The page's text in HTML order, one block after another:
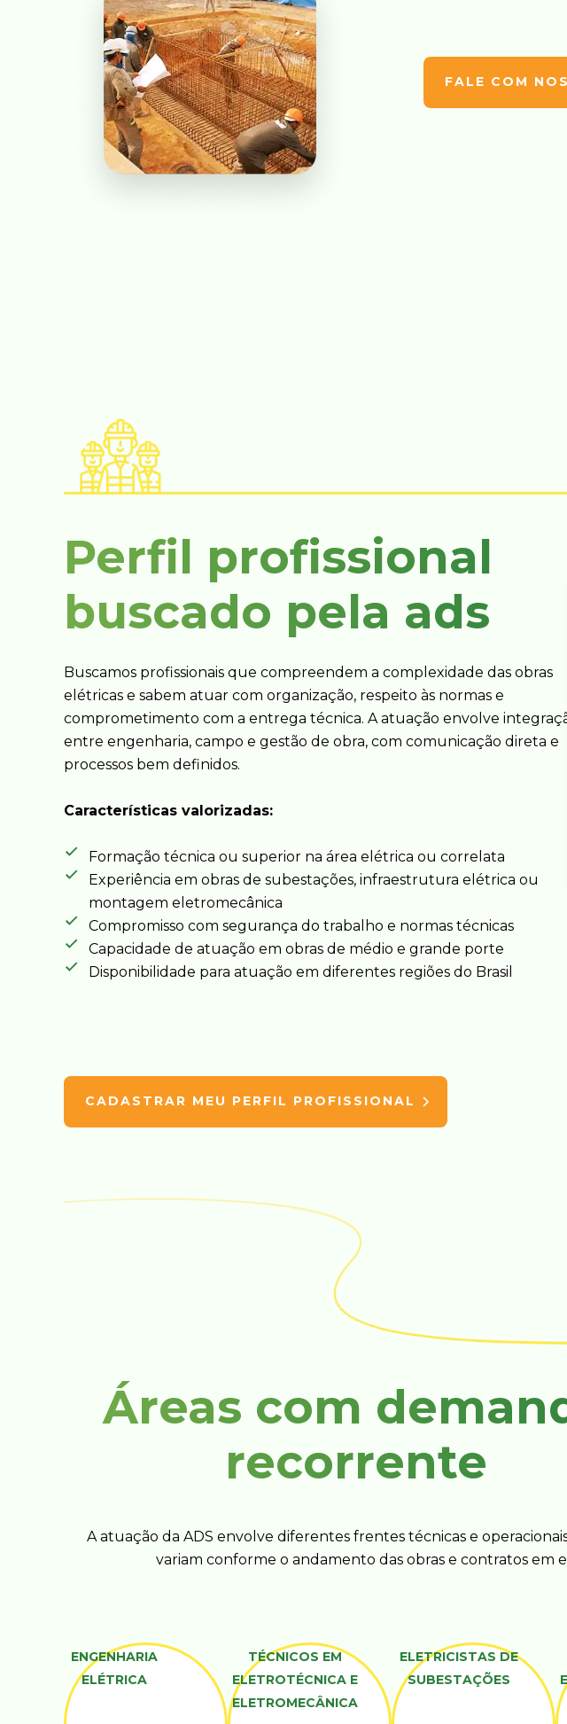
FALE COM
Perfil profissional
buscado pela ads
Buscamos profissionais que compreendem a complexidade das obras
elétricas e sabem atuar com organização, respeito às normas e
comprometimento com a entrega técnica. A atuação envolve
entre engenharia, campo e gestão de obra, com comunicação direta e
processos bem definidos.
Características valorizadas:
Formação técnica ou superior na área elétrica ou correlata
Experiência em obras de subestações, infraestrutura elétrica ou
montagem eletromecânica
Compromisso com segurança do trabalho e normas técnicas
Capacidade de atuação em obras de médio e grande porte
Disponibilidade para atuação em diferentes regiões do Brasil
CADASTRAR MEU PERFIL PROFISSIONAL
Áreas com
recorrente
A atuação da ADS envolve diferentes frentes técnicas e
variam conforme o andamento das obras e contratos em
ENGENHARIA
ELÉTRICA
TÉCNICOS EM
ELETROTÉCNICA E
ELETROMECÂNICA
ELETRICISTAS DE
SUBESTAÇÕES